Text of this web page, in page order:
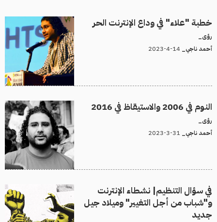
خطبة "علاء" في وداع الإنترنت الحر
رؤى_
أحمد ناجي_
النوم في 2006 والاستيقاظ في 2016
رؤى_
أحمد ناجي_
في سؤال التنظيم| نشطاء الإنترنت
و"شباب من أجل التغيير" وميلاد جيل
جديد